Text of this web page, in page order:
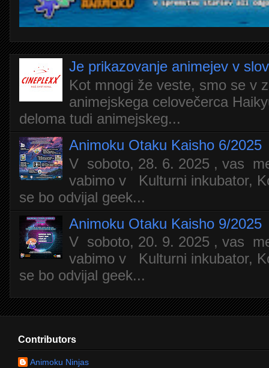
Je prikazovanje animejev v
Kot mnogi že veste, smo se v
animejskega celovečerca
deloma tudi animejskeg...
Animoku Otaku Kaisho 6/2025
V soboto, 28. 6. 2025 , vas
vabimo v Kulturni inkubator,
se bo odvijal geek...
Animoku Otaku Kaisho 9/2025
V soboto, 20. 9. 2025 , vas
vabimo v Kulturni inkubator,
se bo odvijal geek...
Contributors
Animoku Ninjas